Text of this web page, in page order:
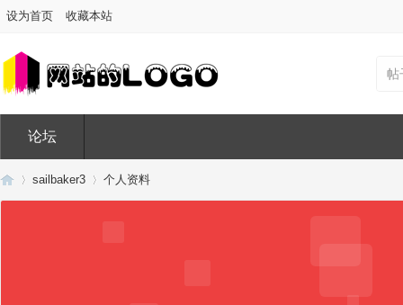
设为首页 收藏本站
帖
论坛
sailbaker3 个人资料